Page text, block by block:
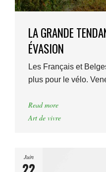
LA GRANDE
ÉVASION
Les Français et
plus pour le vélo.
Read more
Art de vivre
Juin